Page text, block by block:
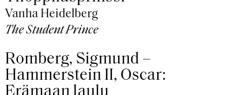
Vanha Heidelberg
The Student Prince
Romberg, Sigmund –
Hammerstein II, Oscar: